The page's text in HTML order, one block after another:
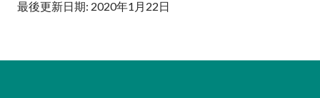
最後更新日期: 2020年1月22日